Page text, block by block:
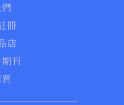
冊
店
刊